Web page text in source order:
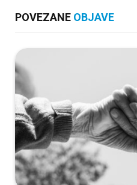
POVEZANE OBJAVE